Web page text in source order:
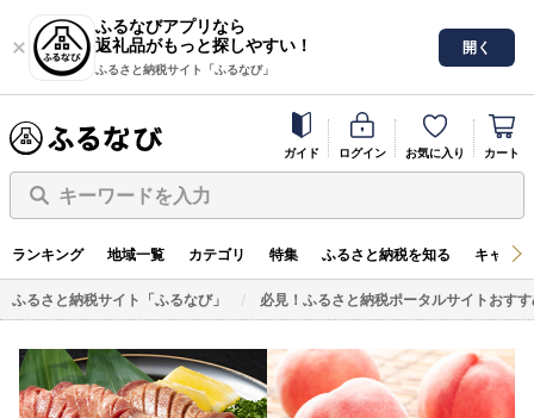
ふるなびアプリなら
返礼品がもっと探しやすい！
ふるさと納税サイト「ふるなび」
開く
ガイド ログイン お気に入り カート
キーワードを入力
ランキング 地域一覧 カテゴリ 特集 ふるさと納税を知る キャン
ふるさと納税サイト「ふるなび」 必見！ふるさと納税ポータルサイトおす